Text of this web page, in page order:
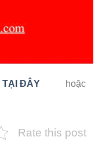
TẠI ĐÂY
hoặc
Rate this post